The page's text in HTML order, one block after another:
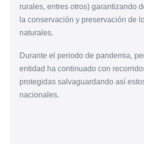
rurales, entres otros) garantizando
la conservación y preservación de
naturales.
Durante el periodo de pandemia,
entidad ha continuado con
protegidas salvaguardando así
nacionales.